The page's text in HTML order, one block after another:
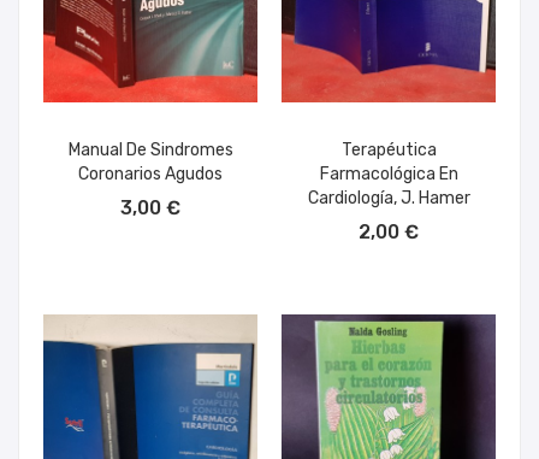
Manual De Sindromes
Coronarios Agudos
3,00 €
Terapéutica
Farmacológica En
Cardiología, J. Hamer
2,00 €